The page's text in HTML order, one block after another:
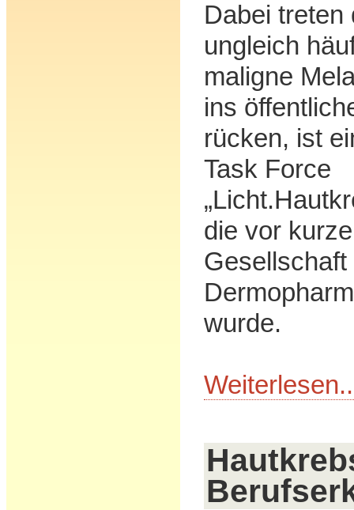
Dabei treten
ungleich
maligne
ins
rücken, ist
Task Force
die vor
Gesellschaft
wurde.